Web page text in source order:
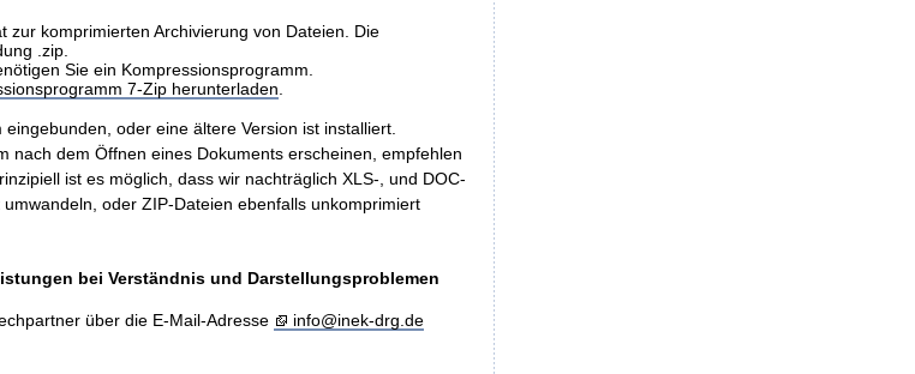
zur komprimierten Archivierung von Dateien. Die
.zip.
Sie ein Kompressionsprogramm.
7-Zip herunterladen
oder eine ältere Version ist installiert.
nach dem Öffnen eines Dokuments erscheinen, empfehlen
ist es möglich, dass wir nachträglich XLS-, und DOC-
oder ZIP-Dateien ebenfalls unkomprimiert
bei Verständnis und Darstellungsproblemen
über die E-Mail-Adresse
info@inek-drg.de